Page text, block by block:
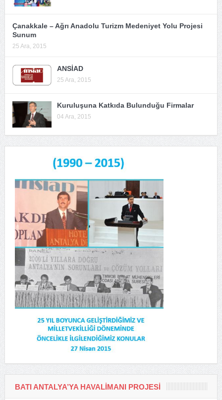
Çanakkale – Ağrı Anadolu Turizm Medeniyet Yolu Projesi
Sunum
25 Ara, 2015
ANSİAD
25 Ara, 2015
Kuruluşuna Katkıda Bulunduğu Firmalar
04 Ara, 2015
BATI ANTALYA’YA HAVALIMANI PROJESI